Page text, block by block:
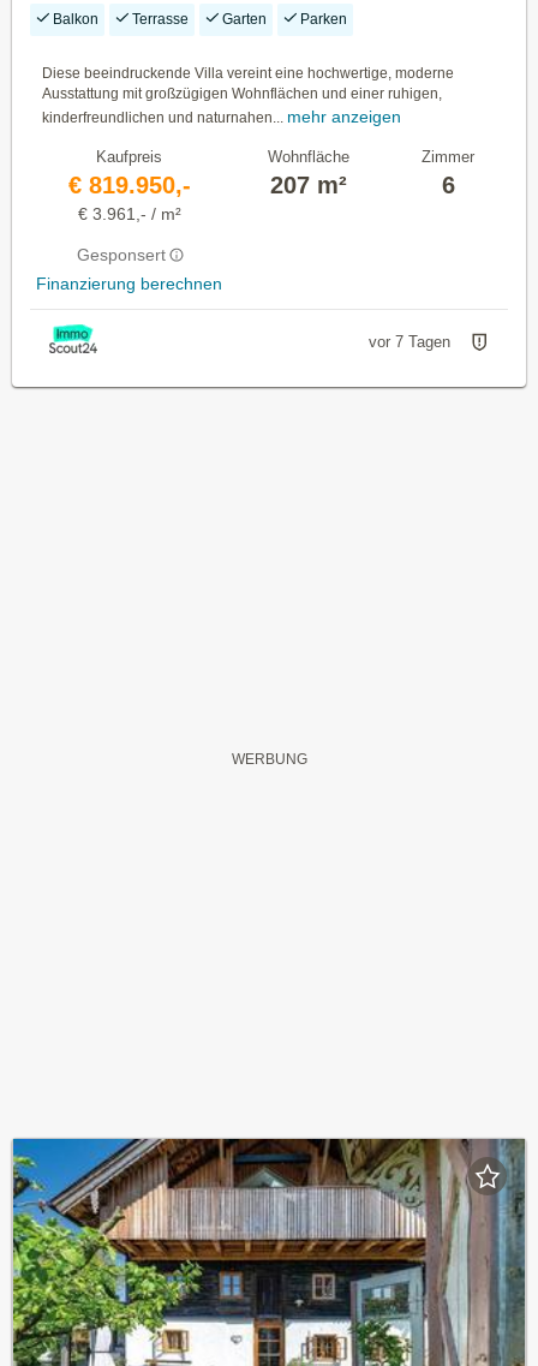
Balkon Terrasse Garten Parken
Diese beeindruckende Villa vereint eine hochwertige, moderne
Ausstattung mit großzügigen Wohnflächen und einer ruhigen,
kinderfreundlichen und naturnahen...
mehr anzeigen
Kaufpreis
€ 819.950,-
€ 3.961,- / m²
Gesponsert
Finanzierung berechnen
Wohnfläche
207 m²
Zimmer
6
vor 7 Tagen